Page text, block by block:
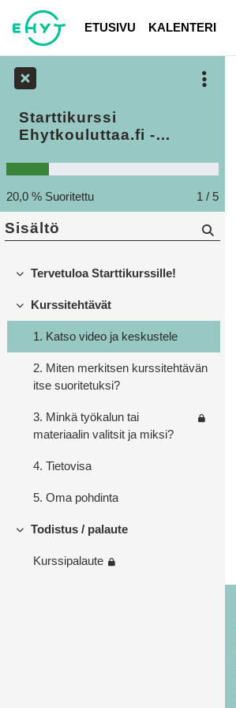
Siirry pääsisältöön
ETUSIVU
KALENTERI
Starttikurssi
Ehytkouluttaa.fi -
20,0 % Suoritettu 1 / 5
Sisältö
Tiivistä
Tervetuloa Starttikurssille!
Tiivistä
Kurssitehtävät
1. Katso video ja keskustele
2. Miten merkitsen kurssitehtävän
itse suoritetuksi?
3. Minkä työkalun tai
materiaalin valitsit ja miksi?
4. Tietovisa
5. Oma pohdinta
Tiivistä
Todistus / palaute
Kurssipalaute